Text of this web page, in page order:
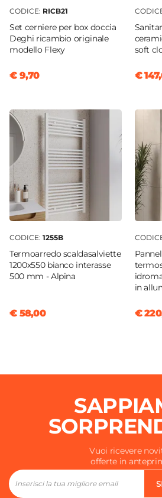
CODICE: RICB21
Set cerniere per box doccia
Deghi ricambio originale
modello Flexy
€ 9,70
soft
€
CODICE: 1255B
Termoarredo scaldasalviette
1200x550 bianco interasse
500 mm - Alpina
€ 58,00
in
€
Vuoi ricevere
offerte in